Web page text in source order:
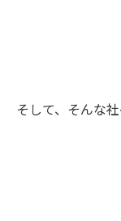
そして、そんな